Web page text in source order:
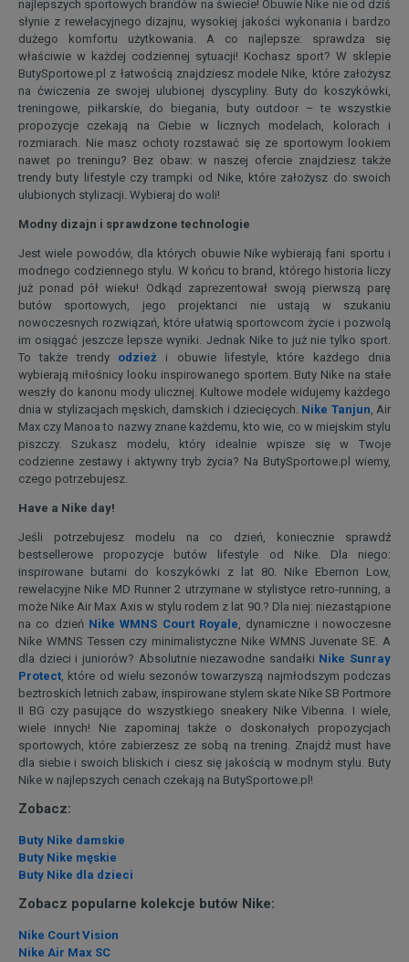
najlepszych sportowych brandów na świecie! Obuwie Nike nie od dziś
słynie z rewelacyjnego dizajnu, wysokiej jakości wykonania i bardzo
dużego komfortu użytkowania. A co najlepsze: sprawdza się
właściwie w każdej codziennej sytuacji! Kochasz sport? W sklepie
ButySportowe.pl z łatwością znajdziesz modele Nike, które założysz
na ćwiczenia ze swojej ulubionej dyscypliny. Buty do koszykówki,
treningowe, piłkarskie, do biegania, buty outdoor – te wszystkie
propozycje czekają na Ciebie w licznych modelach, kolorach i
rozmiarach. Nie masz ochoty rozstawać się ze sportowym lookiem
nawet po treningu? Bez obaw: w naszej ofercie znajdziesz także
trendy buty lifestyle czy trampki od Nike, które założysz do swoich
ulubionych stylizacji. Wybieraj do woli!
Modny dizajn i sprawdzone technologie
Jest wiele powodów, dla których obuwie Nike wybierają fani sportu i
modnego codziennego stylu. W końcu to brand, którego historia liczy
już ponad pół wieku! Odkąd zaprezentował swoją pierwszą parę
butów sportowych, jego projektanci nie ustają w szukaniu
nowoczesnych rozwiązań, które ułatwią sportowcom życie i pozwolą
im osiągać jeszcze lepsze wyniki. Jednak Nike to już nie tylko sport.
To także trendy odzież i obuwie lifestyle, które każdego dnia
wybierają miłośnicy looku inspirowanego sportem. Buty Nike na stałe
weszły do kanonu mody ulicznej. Kultowe modele widujemy każdego
dnia w stylizacjach męskich, damskich i dziecięcych. Nike Tanjun, Air
Max czy Manoa to nazwy znane każdemu, kto wie, co w miejskim stylu
piszczy. Szukasz modelu, który idealnie wpisze się w Twoje
codzienne zestawy i aktywny tryb życia? Na ButySportowe.pl wiemy,
czego potrzebujesz.
Have a Nike day!
Jeśli potrzebujesz modelu na co dzień, koniecznie sprawdź
bestsellerowe propozycje butów lifestyle od Nike. Dla niego:
inspirowane butami do koszykówki z lat 80. Nike Ebernon Low,
rewelacyjne Nike MD Runner 2 utrzymane w stylistyce retro-running, a
może Nike Air Max Axis w stylu rodem z lat 90.? Dla niej: niezastąpione
na co dzień Nike WMNS Court Royale, dynamiczne i nowoczesne
Nike WMNS Tessen czy minimalistyczne Nike WMNS Juvenate SE. A
dla dzieci i juniorów? Absolutnie niezawodne sandałki Nike Sunray
Protect, które od wielu sezonów towarzyszą najmłodszym podczas
beztroskich letnich zabaw, inspirowane stylem skate Nike SB Portmore
II BG czy pasujące do wszystkiego sneakery Nike Vibenna. I wiele,
wiele innych! Nie zapominaj także o doskonałych propozycjach
sportowych, które zabierzesz ze sobą na trening. Znajdź must have
dla siebie i swoich bliskich i ciesz się jakością w modnym stylu. Buty
Nike w najlepszych cenach czekają na ButySportowe.pl!
Zobacz:
Buty Nike damskie
Buty Nike męskie
Buty Nike dla dzieci
Zobacz popularne kolekcje butów Nike:
Nike Court Vision
Nike Air Max SC